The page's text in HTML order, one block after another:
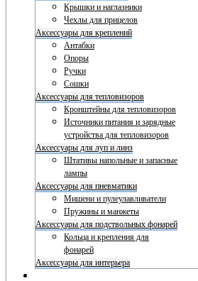
Крышки и наглазники
Чехлы для прицелов
Аксессуары для креплений
Антабки
Опоры
Ручки
Сошки
Аксессуары для тепловизоров
Кронштейны для тепловизоров
Источники питания и зарядные
устройства для тепловизоров
Аксессуары для луп и линз
Штативы напольные и запасные
лампы
Аксессуары для пневматики
Мишени и пулеулавливатели
Пружины и манжеты
Аксессуары для подствольных фонарей
Кольца и крепления для
фонарей
Аксессуары для интерьера